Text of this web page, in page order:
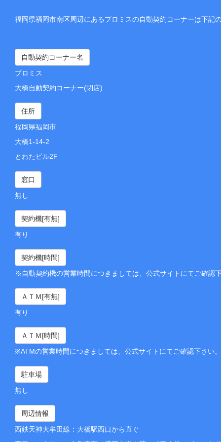
福岡県福岡市南区周辺にあるプロミスの自動契約コーナーは下記の
自動契約コーナー名
プロミス
大橋自動契約コーナー(閉店)
住所
福岡県福岡市
大橋1-14-2
とわたビル2F
窓口
無し
契約機[有無]
有り
契約機[時間]
※自動契約機の営業時間につきましては、公式サイトにてご確認下
ＡＴＭ[有無]
有り
ＡＴＭ[時間]
※ATMの営業時間につきましては、公式サイトにてご確認下さい。
駐車場
無し
周辺情報
西鉄天神大牟田線：大橋駅西口から直ぐ